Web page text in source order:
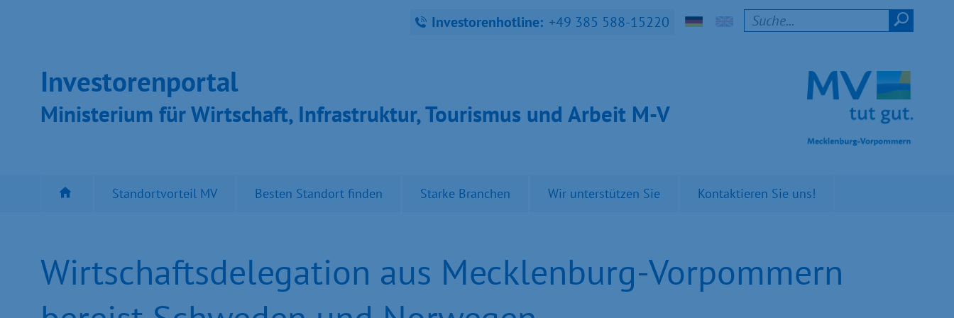
Investorenhotline: +49 385 588-15220
Inves­toren­por­tal
Ministeri­um für Wirt­schaft, Infra­struk­tur, Tou­ris­mus und Ar­beit M-V
Standortvorteil MV Besten Standort finden Starke Branchen Wir unterstützen Sie Kontaktieren Sie uns!
Wirtschaftsdelegation aus Mecklenburg-Vorpommern